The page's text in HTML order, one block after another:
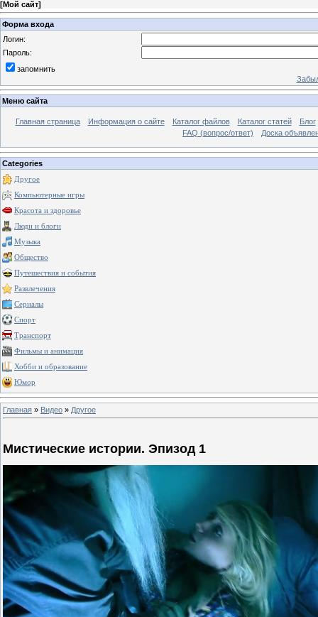
[Мой сайт]
Форма входа
Логин:
Пароль:
запомнить
Меню сайта
Главная страница Информация о сайте Каталог файлов Каталог статей
Блог
FAQ (вопрос/ответ)
Доска
Categories
Другое
Компьютерные игры
Красота и здоровье
Люди и блоги
Музыка
Общество
Путешествия и события
Развлечения
Сериалы
Спорт
Транспорт
Фильмы и анимация
Хобби и образование
Юмор
Главная » Видео » Другое
Мистические истории. Эпизод 1